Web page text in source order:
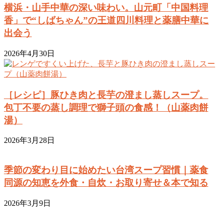
横浜・山手中華の深い味わい。山元町「中国料理
香」で“しばちゃん”の王道四川料理と薬膳中華に
出会う
2026年4月30日
［レシピ］豚ひき肉と長芋の澄まし蒸しスープ。
包丁不要の蒸し調理で獅子頭の食感！（山薬肉餅
湯）
2026年3月28日
季節の変わり目に始めたい台湾スープ習慣｜薬食
同源の知恵を外食・自炊・お取り寄せ＆本で知る
2026年3月9日